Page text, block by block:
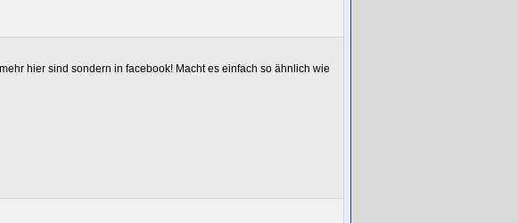
hier sind sondern in facebook! Macht es einfach so ähnlich wie